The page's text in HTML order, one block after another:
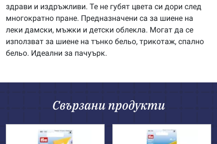
здрави и издръжливи. Те не губят цвета си дори след
многократно пране. Предназначени са за шиене на
леки дамски, мъжки и детски облекла. Могат да се
използват за шиене на тънко бельо, трикотаж, спално
бельо. Идеални за пачуърк.
Свързани продукти